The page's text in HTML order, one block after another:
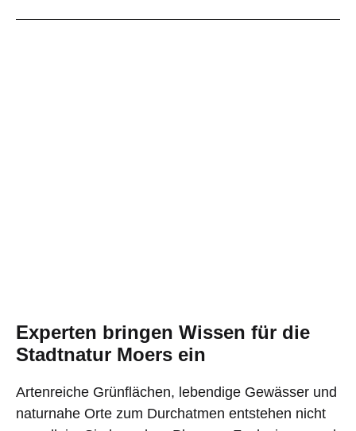
Experten bringen Wissen für die
Stadtnatur Moers ein
Artenreiche Grünflächen, lebendige Gewässer und
naturnahe Orte zum Durchatmen entstehen nicht